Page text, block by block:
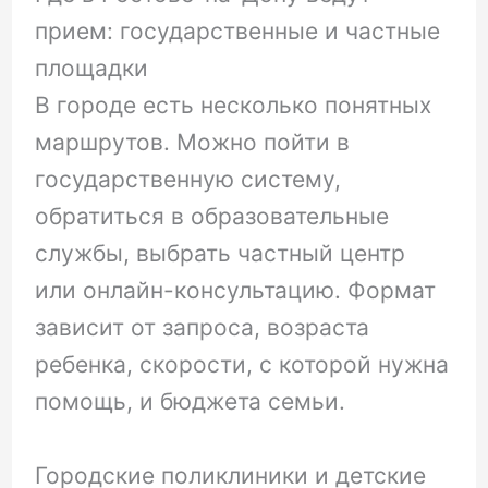
прием: государственные и частные
площадки
В городе есть несколько понятных
маршрутов. Можно пойти в
государственную систему,
обратиться в образовательные
службы, выбрать частный центр
или онлайн-консультацию. Формат
зависит от запроса, возраста
ребенка, скорости, с которой нужна
помощь, и бюджета семьи.
Городские поликлиники и детские